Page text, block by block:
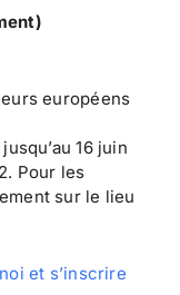
européens
16 juin
Pour les
sur le lieu
et s’inscrire